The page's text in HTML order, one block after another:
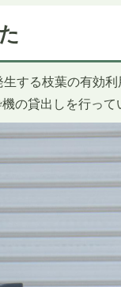
する枝葉の有効
の貸出しを行って